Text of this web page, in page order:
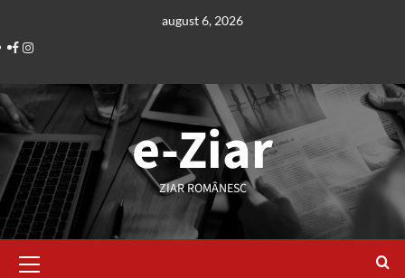
content
august 6, 2026
Facebook
Instagram
e-Ziar
ZIAR ROMÂNESC
Menu